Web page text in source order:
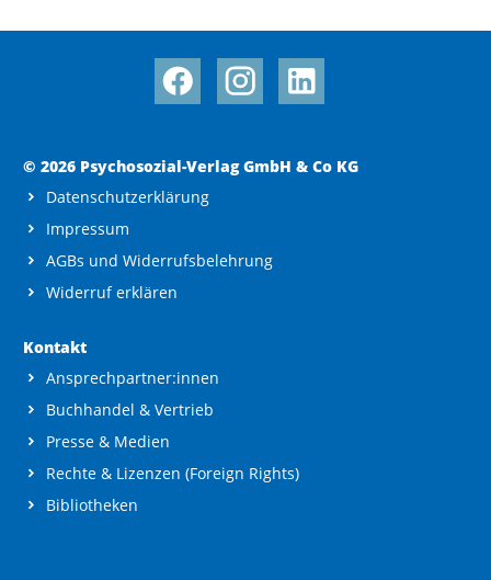
© 2026 Psychosozial-Verlag GmbH & Co KG
Datenschutzerklärung
Impressum
AGBs und Widerrufsbelehrung
Widerruf erklären
Kontakt
Ansprechpartner:innen
Buchhandel & Vertrieb
Presse & Medien
Rechte & Lizenzen (Foreign Rights)
Bibliotheken